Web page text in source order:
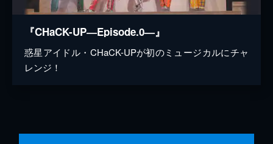
『CHaCK-UP―Episode.0―』
惑星アイドル・CHaCK-UPが初のミュージカルにチャ
レンジ！